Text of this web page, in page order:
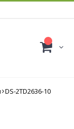
DS-2TD2636-10